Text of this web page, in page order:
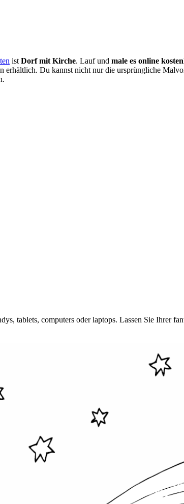
istDorf mit Kirche. Lauf und male es online
Du kannst nicht nur die ursprüngliche
tablets, computers oder laptops. Lassen Sie Ihrer